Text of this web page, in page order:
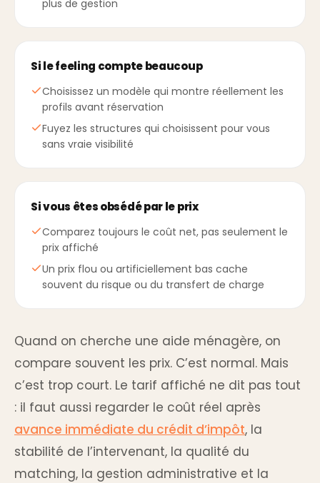
plus de gestion
Si le feeling compte beaucoup
Choisissez un modèle qui montre réellement les
profils avant réservation
Fuyez les structures qui choisissent pour vous
sans vraie visibilité
Si vous êtes obsédé par le prix
Comparez toujours le coût net, pas seulement le
prix affiché
Un prix flou ou artificiellement bas cache
souvent du risque ou du transfert de charge
Quand on cherche une aide ménagère, on
compare souvent les prix. C’est normal. Mais
c’est trop court. Le tarif affiché ne dit pas tout
: il faut aussi regarder le coût réel après
avance immédiate du crédit d’impôt, la
stabilité de l’intervenant, la qualité du
matching, la gestion administrative et la